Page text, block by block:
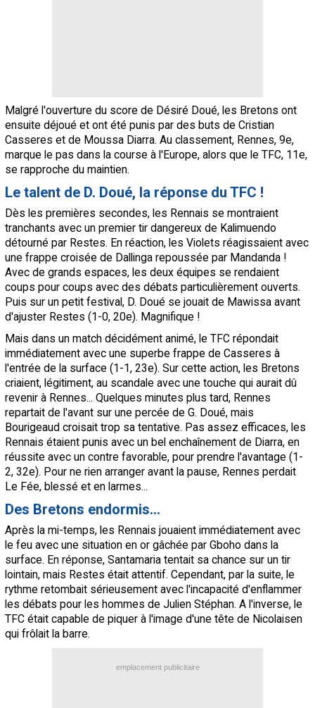
Malgré l'ouverture du score de Désiré Doué, les Bretons ont
ensuite déjoué et ont été punis par des buts de Cristian
Casseres et de Moussa Diarra. Au classement, Rennes, 9e,
marque le pas dans la course à l'Europe, alors que le TFC, 11e,
se rapproche du maintien.
Le talent de D. Doué, la réponse du TFC !
Dès les premières secondes, les Rennais se montraient
tranchants avec un premier tir dangereux de Kalimuendo
détourné par Restes. En réaction, les Violets réagissaient avec
une frappe croisée de Dallinga repoussée par Mandanda !
Avec de grands espaces, les deux équipes se rendaient
coups pour coups avec des débats particulièrement ouverts.
Puis sur un petit festival, D. Doué se jouait de Mawissa avant
d'ajuster Restes (1-0, 20e). Magnifique !
Mais dans un match décidément animé, le TFC répondait
immédiatement avec une superbe frappe de Casseres à
l'entrée de la surface (1-1, 23e). Sur cette action, les Bretons
criaient, légitiment, au scandale avec une touche qui aurait dû
revenir à Rennes... Quelques minutes plus tard, Rennes
repartait de l'avant sur une percée de G. Doué, mais
Bourigeaud croisait trop sa tentative. Pas assez efficaces, les
Rennais étaient punis avec un bel enchaînement de Diarra, en
réussite avec un contre favorable, pour prendre l'avantage (1-
2, 32e). Pour ne rien arranger avant la pause, Rennes perdait
Le Fée, blessé et en larmes...
Des Bretons endormis...
Après la mi-temps, les Rennais jouaient immédiatement avec
le feu avec une situation en or gâchée par Gboho dans la
surface. En réponse, Santamaria tentait sa chance sur un tir
lointain, mais Restes était attentif. Cependant, par la suite, le
rythme retombait sérieusement avec l'incapacité d'enflammer
les débats pour les hommes de Julien Stéphan. A l'inverse, le
TFC était capable de piquer à l'image d'une tête de Nicolaisen
qui frôlait la barre.
emplacement publicitaire